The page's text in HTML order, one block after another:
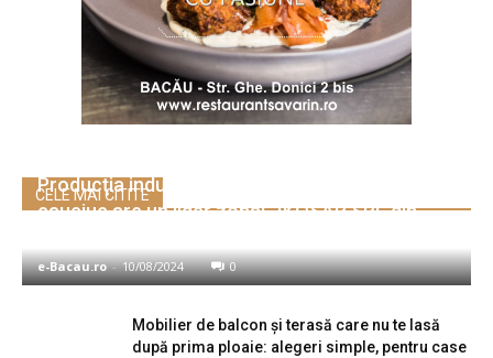
CELE MAI CITITE
Producţia industrială de benzi şi covoare din
cauciuc are un lider zonal -IKOSAR SRL din
e-Bacau.ro - 10/08/2024 0
Mobilier de balcon și terasă care nu te lasă
după prima ploaie: alegeri simple, pentru case